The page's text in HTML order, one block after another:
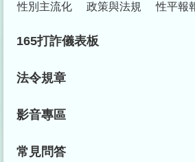
性別主流化 政策與法規 性平報
165打詐儀表板
法令規章
影音專區
常見問答